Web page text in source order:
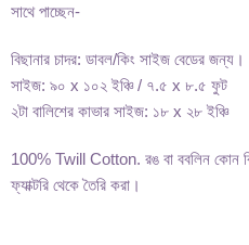
সাথে পাচ্ছেন-
বিছানার চাদর: ডাবল/কিং সাইজ বেডের জন্য।
সাইজ: ৯০ x ১০২ ইঞ্চি / ৭.৫ x ৮.৫ ফুট
২টা বালিশের কাভার সাইজ: ১৮ x ২৮ ইঞ্চি
100% Twill Cotton. রঙ বা ববলিন কোন
ফ্যাক্টরি থেকে তৈরি করা।